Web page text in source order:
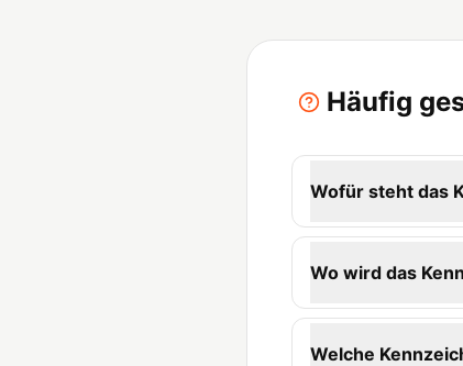
Häufig
Wofür steht das
Wo wird das
Welche